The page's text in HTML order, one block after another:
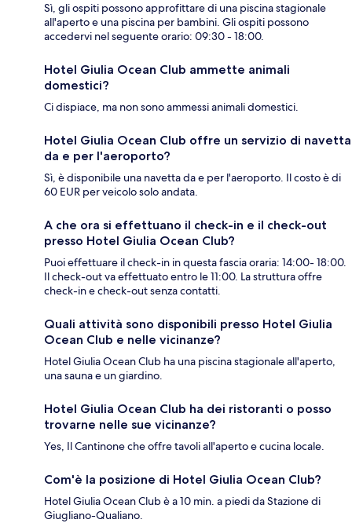
Sì, gli ospiti possono approfittare di una piscina stagionale
all'aperto e una piscina per bambini. Gli ospiti possono
accedervi nel seguente orario: 09:30 - 18:00.
Hotel Giulia Ocean Club ammette animali
domestici?
Ci dispiace, ma non sono ammessi animali domestici.
Hotel Giulia Ocean Club offre un servizio di navetta
da e per l'aeroporto?
Sì, è disponibile una navetta da e per l'aeroporto. Il costo è di
60 EUR per veicolo solo andata.
A che ora si effettuano il check-in e il check-out
presso Hotel Giulia Ocean Club?
Puoi effettuare il check-in in questa fascia oraria: 14:00- 18:00.
Il check-out va effettuato entro le 11:00. La struttura offre
check-in e check-out senza contatti.
Quali attività sono disponibili presso Hotel Giulia
Ocean Club e nelle vicinanze?
Hotel Giulia Ocean Club ha una piscina stagionale all'aperto,
una sauna e un giardino.
Hotel Giulia Ocean Club ha dei ristoranti o posso
trovarne nelle sue vicinanze?
Yes, Il Cantinone che offre tavoli all'aperto e cucina locale.
Com'è la posizione di Hotel Giulia Ocean Club?
Hotel Giulia Ocean Club è a 10 min. a piedi da Stazione di
Giugliano-Qualiano.